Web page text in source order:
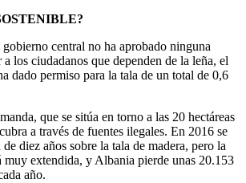
central no ha aprobado ninguna
los ciudadanos que dependen de la leña, el
dado permiso para la tala de un total de 0,6
que se sitúa en torno a las 20 hectáreas
a través de fuentes ilegales. En 2016 se
diez años sobre la tala de madera, pero la
muy extendida, y Albania pierde unas 20.153
año.